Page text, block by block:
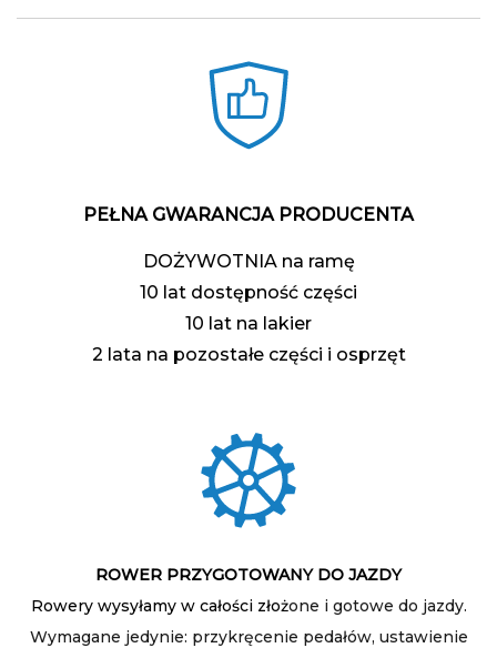
PEŁNA GWARANCJA PRODUCENTA
DOŻYWOTNIA na ramę
10 lat dostępność części
10 lat na lakier
2 lata na pozostałe części i osprzęt
ROWER PRZYGOTOWANY DO JAZDY
Rowery wysyłamy w całości złożone i gotowe do jazdy.
Wymagane jedynie: przykręcenie pedałów, ustawienie